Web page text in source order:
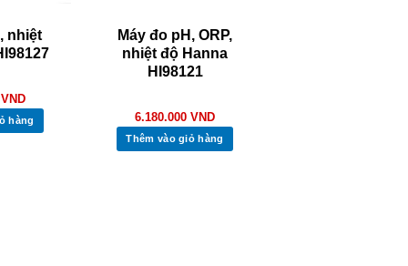
nhiệt
VND
hàng
Máy đo pH, ORP,
nhiệt độ Hanna
HI98121
6.180.000 VND
Thêm vào giỏ hàng